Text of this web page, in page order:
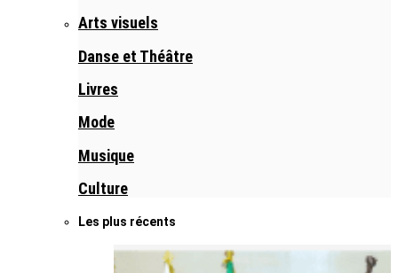
Arts visuels
Danse et Théâtre
Livres
Mode
Musique
Culture
Les plus récents